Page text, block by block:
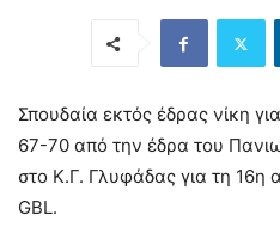
Σπουδαία εκτός έδρας νίκη
67-70 από την έδρα του
στο Κ.Γ. Γλυφάδας για τη 16η
GBL.